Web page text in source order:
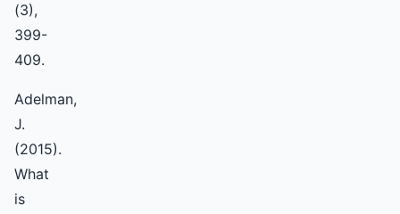
(3),
399-
409.
Adelman,
J.
(2015).
What
is